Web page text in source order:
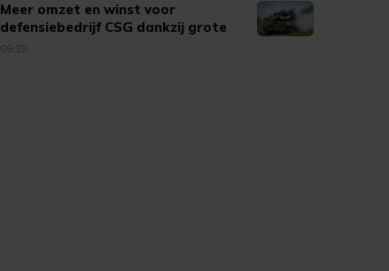
Meer omzet en winst voor
defensiebedrijf CSG dankzij grote
vraag
09:35